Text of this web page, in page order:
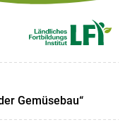
Gemüsebau“